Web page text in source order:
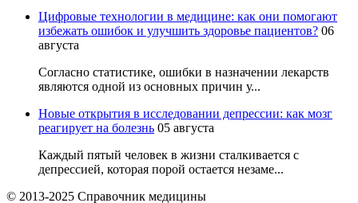
Цифровые технологии в медицине: как они помогают
избежать ошибок и улучшить здоровье пациентов? 06
августа
Согласно статистике, ошибки в назначении лекарств
являются одной из основных причин у...
Новые открытия в исследовании депрессии: как мозг
реагирует на болезнь 05 августа
Каждый пятый человек в жизни сталкивается с
депрессией, которая порой остается незаме...
© 2013-2025 Справочник медицины